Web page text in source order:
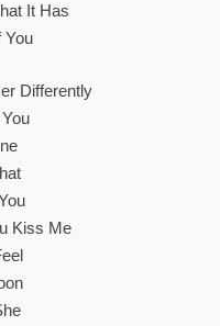
It Has
You
Differently
Kiss Me